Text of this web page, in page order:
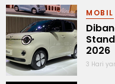
MOBIL
2026
3 Hari